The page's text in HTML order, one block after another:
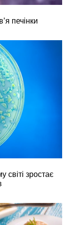
печінки
світі зростає